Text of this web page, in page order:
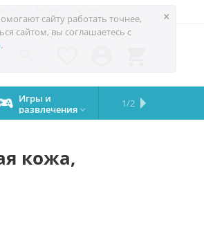
×
сайту работать точнее,
сайтом, вы соглашаетесь с
.
Игры и
развлечения 
Сервисный
центр
Сравните
iPhone
Подарки
на все
случаи
Запчасти
Бренды
1/2
кожа,